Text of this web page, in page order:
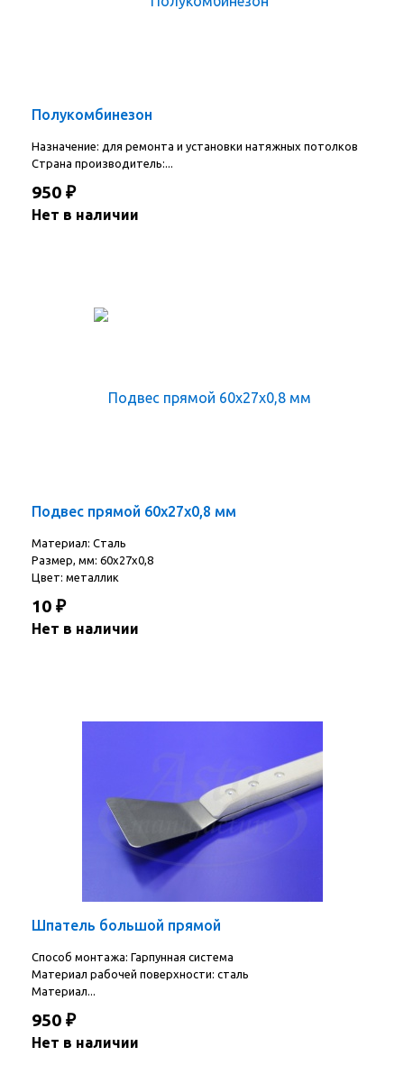
Полукомбинезон
Назначение: для ремонта и установки натяжных потолков
Страна производитель:...
950 ₽
Нет в наличии
Подвес прямой 60х27х0,8 мм
Материал: Сталь
Размер, мм: 60х27х0,8
Цвет: металлик
10 ₽
Нет в наличии
Шпатель большой прямой
Способ монтажа: Гарпунная система
Материал рабочей поверхности: сталь
Материал...
950 ₽
Нет в наличии